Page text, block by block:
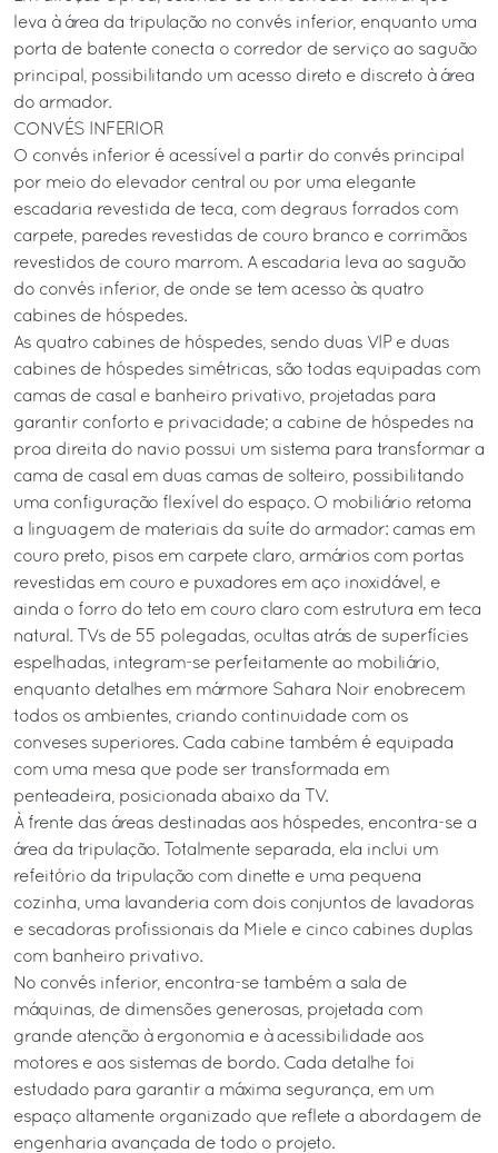
leva à área da tripulação no convés inferior, enquanto uma
porta de batente conecta o corredor de serviço ao saguão
principal, possibilitando um acesso direto e discreto à área
do armador.
CONVÉS INFERIOR
O convés inferior é acessível a partir do convés principal
por meio do elevador central ou por uma elegante
escadaria revestida de teca, com degraus forrados com
carpete, paredes revestidas de couro branco e corrimãos
revestidos de couro marrom. A escadaria leva ao saguão
do convés inferior, de onde se tem acesso às quatro
cabines de hóspedes.
As quatro cabines de hóspedes, sendo duas VIP e duas
cabines de hóspedes simétricas, são todas equipadas com
camas de casal e banheiro privativo, projetadas para
garantir conforto e privacidade; a cabine de hóspedes na
proa direita do navio possui um sistema para transformar a
cama de casal em duas camas de solteiro, possibilitando
uma configuração flexível do espaço. O mobiliário retoma
a linguagem de materiais da suíte do armador: camas em
couro preto, pisos em carpete claro, armários com portas
revestidas em couro e puxadores em aço inoxidável, e
ainda o forro do teto em couro claro com estrutura em teca
natural. TVs de 55 polegadas, ocultas atrás de superfícies
espelhadas, integram-se perfeitamente ao mobiliário,
enquanto detalhes em mármore Sahara Noir enobrecem
todos os ambientes, criando continuidade com os
conveses superiores. Cada cabine também é equipada
com uma mesa que pode ser transformada em
penteadeira, posicionada abaixo da TV.
À frente das áreas destinadas aos hóspedes, encontra-se a
área da tripulação. Totalmente separada, ela inclui um
refeitório da tripulação com dinette e uma pequena
cozinha, uma lavanderia com dois conjuntos de lavadoras
e secadoras profissionais da Miele e cinco cabines duplas
com banheiro privativo.
No convés inferior, encontra-se também a sala de
máquinas, de dimensões generosas, projetada com
grande atenção à ergonomia e à acessibilidade aos
motores e aos sistemas de bordo. Cada detalhe foi
estudado para garantir a máxima segurança, em um
espaço altamente organizado que reflete a abordagem de
engenharia avançada de todo o projeto.